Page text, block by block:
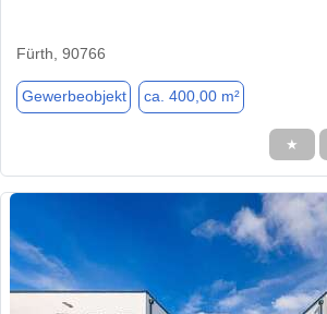
Fürth, 90766
Gewerbeobjekt ca. 400,00 m²
★